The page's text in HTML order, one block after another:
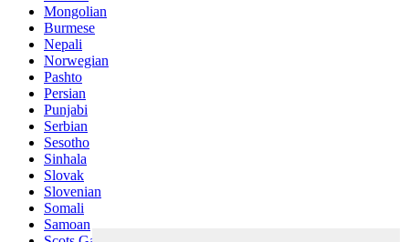
Mongolian
Burmese
Nepali
Norwegian
Pashto
Persian
Punjabi
Serbian
Sesotho
Sinhala
Slovak
Slovenian
Somali
Samoan